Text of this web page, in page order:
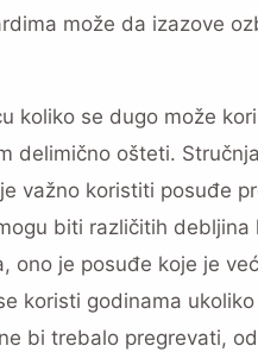
može da izazove
koliko se dugo može
delimično ošteti.
važno koristiti posuđe
biti različitih debljina
ono je posuđe koje je
koristi godinama
bi trebalo pregrevati,